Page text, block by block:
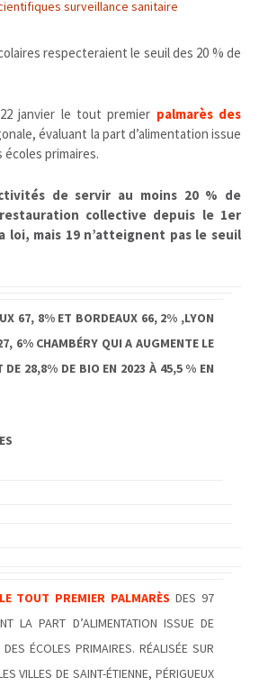
gaspillage
modes de
Risques majeurs
climatiques
chimiques
cancérigène /
métaux lourds et
PFAS
économie
traitements
politiques et juridiques
internationale
nationale
mers et océans
superficielles et
fossiles
renouvelables /
numérique
surveillance
toxicologique
comportement
à risque
femmes
surveillance sanitaire
respecteraient le seuil des 20 % de
janvier le tout premier palmarès des
évaluant la part d’alimentation issue
primaires.
de servir au moins 20 % de
collective depuis le 1er
mais 19 n’atteignent pas le seuil
67, 8% ET BORDEAUX 66, 2% ,LYON
6% CHAMBÉRY QUI A AUGMENTE LE
DE 28,8% DE BIO EN 2023 À 45,5 % EN
LE TOUT PREMIER PALMARÈS DES 97
LA PART D’ALIMENTATION ISSUE DE
ÉCOLES PRIMAIRES. RÉALISÉE SUR
VILLES DE SAINT-ÉTIENNE, PÉRIGUEUX